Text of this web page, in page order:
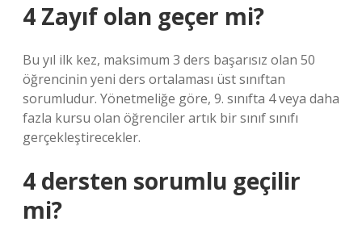
4 Zayıf olan geçer mi?
Bu yıl ilk kez, maksimum 3 ders başarısız olan 50
öğrencinin yeni ders ortalaması üst sınıftan
sorumludur. Yönetmeliğe göre, 9. sınıfta 4 veya daha
fazla kursu olan öğrenciler artık bir sınıf sınıfı
gerçekleştirecekler.
4 dersten sorumlu geçilir
mi?